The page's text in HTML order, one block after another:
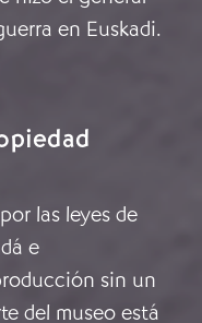
en Euskadi.
las leyes de
e
sin un
del museo está